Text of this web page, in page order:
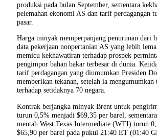
produksi pada bulan September, sementara
pelemahan ekonomi AS dan tarif perdagangan
pasar.
Harga minyak memperpanjang penurunan dari
data pekerjaan nonpertanian AS yang lebih
memicu kekhawatiran terhadap prospek
pengimpor bahan bakar terbesar di dunia.
tarif perdagangan yang diumumkan Presiden
memberikan tekanan, setelah ia
terhadap setidaknya 70 negara.
Kontrak berjangka minyak Brent untuk
turun 0,5% menjadi $69,35 per barel,
mentah West Texas Intermediate (WTI) turun
$65,90 per barel pada pukul 21:40 ET (01:40